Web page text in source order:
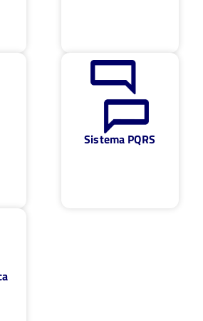
Sistema PQRS